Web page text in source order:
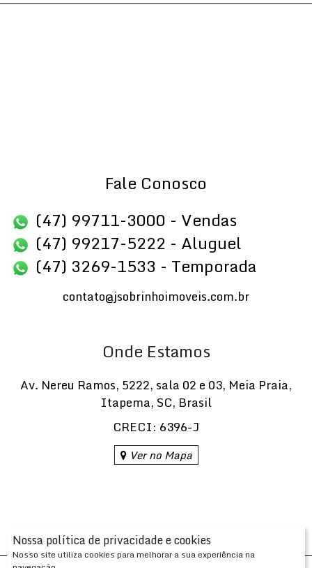
Nossa política de privacidade e cookies
Nosso site utiliza cookies para melhorar a sua experiência na
Fale Conosco
(47) 99711-3000 - Vendas
(47) 99217-5222 - Aluguel
(47) 3269-1533 - Temporada
contato@jsobrinhoimoveis.com.br
Onde Estamos
Av. Nereu Ramos, 5222, sala 02 e 03, Meia Praia,
Itapema, SC, Brasil
CRECI: 6396-J
Ver no Mapa